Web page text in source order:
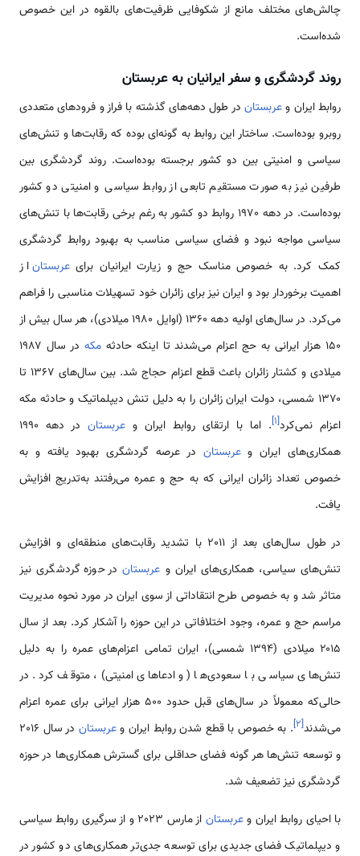
چالش‌های مختلف مانع از شکوفایی ظرفیت‌های بالقوه در این خصوص
شده‌است.
روند گردشگری و سفر ایرانیان به عربستان
روابط ایران وعربستان در طول دهه‌های گذشته با فراز و فرودهای متعددی
روبرو بوده‌است. ساختار این روابط به گونه‌ای بوده که رقابت‌ها و تنش‌های
سیاسی و امنیتی بین دو کشور برجسته بوده‌است. روند گردشگری بین
طرفین نیز به صورت مستقیم تابعی از روابط سیاسی و امنیتی دو کشور
بوده‌است. در دهه 1970 روابط دو کشور به رغم برخی رقابت‌ها با تنش‌های
سیاسی مواجه نبود و فضای سیاسی مناسب به بهبود روابط گردشگری
کمک کرد. به خصوص مناسک حج و زیارت ایرانیان برایعربستاناز
اهمیت برخوردار بود و ایران نیز برای زائران خود تسهیلات مناسبی را فراهم
می‌کرد. در سال‌های اولیه دهه ۱۳۶۰ (اوایل ۱۹۸۰ میلادی)، هر سال بیش از
۱۵۰ هزار ایرانی به حج اعزام می‌شدند تا اینکه حادثه
مکه
در سال ۱۹۸۷
میلادی و کشتار زائران باعث قطع اعزام حجاج شد. بین سال‌های ۱۳۶۷ تا
۱۳۷۰ شمسی، دولت ایران زائران را به دلیل تنش دیپلماتیک و حادثه مکه
اعزام نمی‌کرد[۱]. اما با ارتقای روابط ایران و عربستان
در دهه 1990
همکاری‌های ایران وعربستان در عرصه گردشگری بهبود یافته و به
خصوص تعداد زائران ایرانی که به حج و عمره می‌رفتند به‌تدریج افزایش
یافت.
در طول سال‌های بعد از 2011 با تشدید رقابت‌های منطقه‌ای و افزایش
تنش‌های سیاسی، همکاری‌های ایران و عربستاندر حوزه گردشگری نیز
متاثر شد و به خصوص طرح انتقاداتی از سوی ایران در مورد نحوه مدیریت
مراسم حج و عمره، وجود اختلافاتی در این حوزه را آشکار کرد. بعد از سال
۲۰۱۵ میلادی (۱۳۹۴ شمسی)، ایران تمامی اعزام‌های عمره را به دلیل
تنش‌های سیاسی با سعودی‌ها (و ادعاهای امنیتی)، متوقف کرد. در
حالی‌که معمولاً در سال‌های قبل حدود ۵۰۰ هزار ایرانی برای عمره اعزام
می‌شدند[۲]. به خصوص با قطع شدن روابط ایران وعربستان
در سال 2016
و توسعه تنش‌ها هر گونه فضای حداقلی برای گسترش همکاری‌ها در حوزه
گردشگری نیز تضعیف شد.
با احیای روابط ایران وعربستان
از مارس 2023 و از سرگیری روابط سیاسی
و دیپلماتیک فضای جدیدی برای توسعه جدی‌تر همکاری‌های دو کشور در